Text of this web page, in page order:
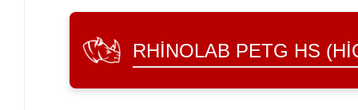
RHINOLAB PETG HS